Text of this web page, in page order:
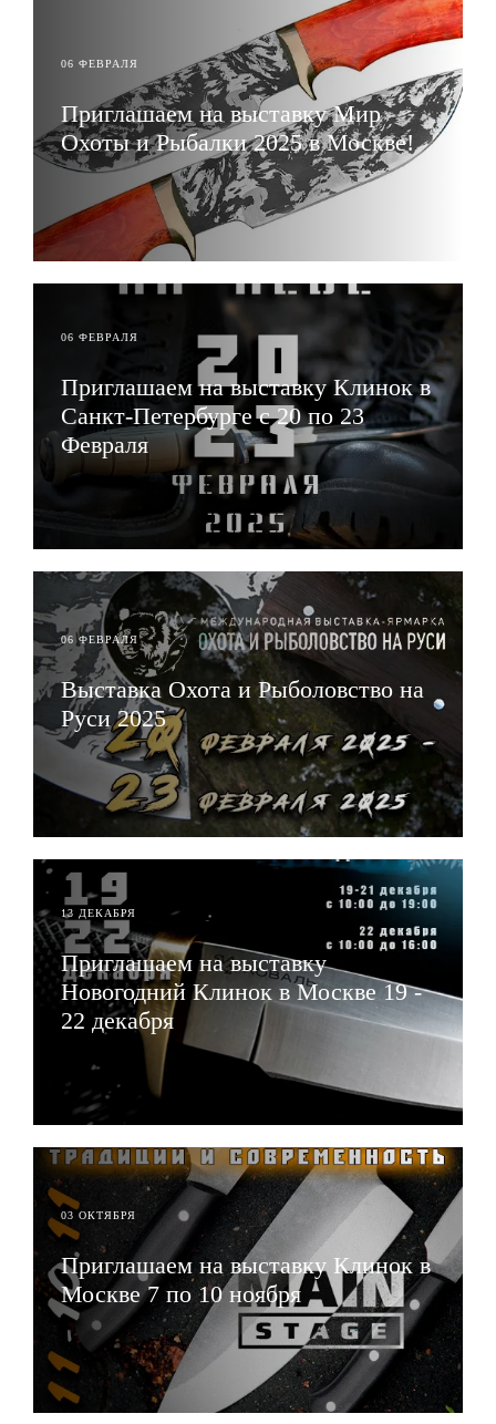
06 ФЕВРАЛЯ
Приглашаем на выставку Мир
Охоты и Рыбалки 2025 в Москве!
ЧИТАТЬ
06 ФЕВРАЛЯ
Приглашаем на выставку Клинок в
Санкт-Петербурге с 20 по 23
Февраля
06 ФЕВРАЛЯ
Выставка Охота и Рыболовство на
Руси 2025
ЧИТАТЬ
13 ДЕКАБРЯ
Приглашаем на выставку
Новогодний Клинок в Москве 19 -
22 декабря
ЧИТАТЬ
03 ОКТЯБРЯ
Приглашаем на выставку Клинок в
Москве 7 по 10 ноября
ЧИТАТЬ